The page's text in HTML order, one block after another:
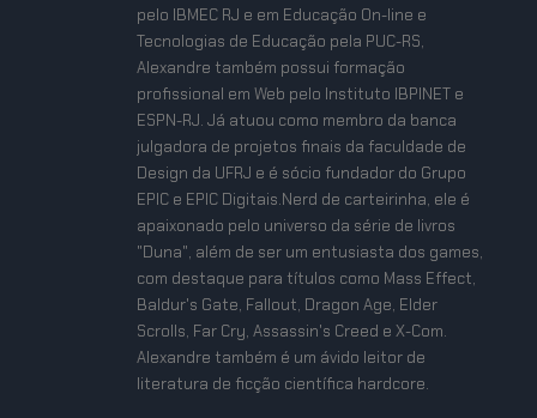
pelo IBMEC RJ e em Educação On-line e
Tecnologias de Educação pela PUC-RS,
Alexandre também possui formação
profissional em Web pelo Instituto IBPINET e
ESPN-RJ. Já atuou como membro da banca
julgadora de projetos finais da faculdade de
Design da UFRJ e é sócio fundador do Grupo
EPIC e EPIC Digitais.Nerd de carteirinha, ele é
apaixonado pelo universo da série de livros
"Duna", além de ser um entusiasta dos games,
com destaque para títulos como Mass Effect,
Baldur's Gate, Fallout, Dragon Age, Elder
Scrolls, Far Cry, Assassin's Creed e X-Com.
Alexandre também é um ávido leitor de
literatura de ficção científica hardcore.